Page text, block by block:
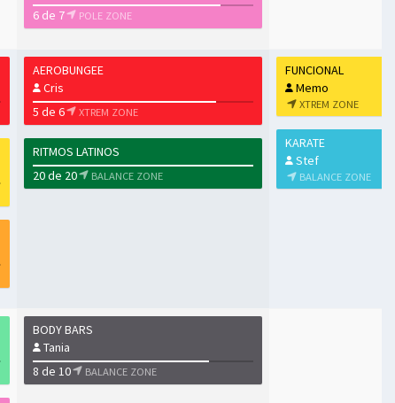
6 de 7
POLE ZONE
AEROBUNGEE
Cris
5 de 6
XTREM ZONE
RITMOS LATINOS
20 de 20
BALANCE ZONE
FUNCIONAL
Memo
XTREM ZONE
KARATE
Stef
BALANCE ZONE
BODY BARS
Tania
8 de 10
BALANCE ZONE